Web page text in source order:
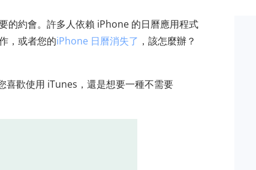
的約會。許多人依賴 iPhone 的日曆應用程式
，或者您的iPhone 日曆消失了 ，該怎麼辦？
喜歡使用 iTunes，還是想要一種不需要